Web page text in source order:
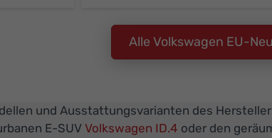
Alle Volkswagen EU-
und Ausstattungsvarianten des
E-SUV Volkswagen ID.4 oder den